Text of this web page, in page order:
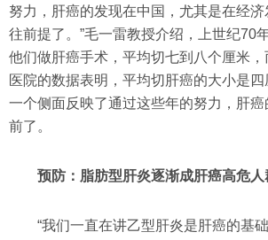
努力，肝癌的发现在中国，尤其是在经
往前提了。”毛一雷教授介绍，上世纪70
他们做肝癌手术，平均切七到八个厘米
医院的数据表明，平均切肝癌的大小是
一个侧面反映了通过这些年的努力，肝
前了。
预防：脂肪型肝炎逐渐成肝癌高危人
“我们一直在讲乙型肝炎是肝癌的基